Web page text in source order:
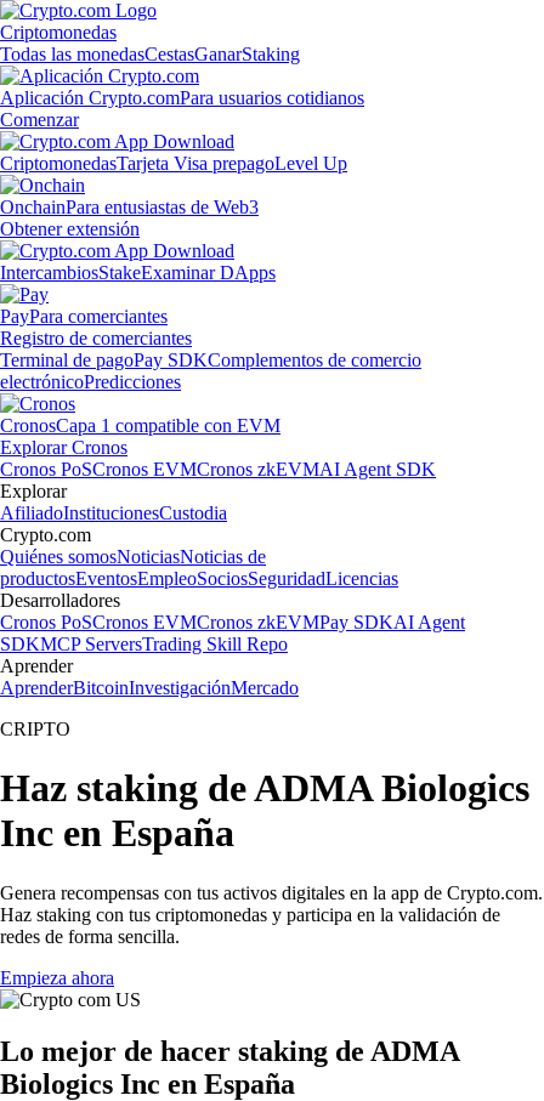
Criptomonedas
Todas las monedasCestasGanarStaking
Aplicación Crypto.comPara usuarios cotidianos
Comenzar
CriptomonedasTarjeta Visa prepagoLevel Up
OnchainPara entusiastas de Web3
Obtener extensión
IntercambiosStakeExaminar DApps
PayPara comerciantes
Registro de comerciantes
Terminal de pagoPay SDKComplementos de comercio
electrónicoPredicciones
CronosCapa 1 compatible con EVM
Explorar Cronos
Cronos PoSCronos EVMCronos zkEVMAI Agent SDK
Explorar
AfiliadoInstitucionesCustodia
Crypto.com
Quiénes somosNoticiasNoticias de
productosEventosEmpleoSociosSeguridadLicencias
Desarrolladores
Cronos PoSCronos EVMCronos zkEVMPay SDKAI Agent
SDKMCP ServersTrading Skill Repo
Aprender
AprenderBitcoinInvestigaciónMercado
CRIPTO
Haz staking de ADMA Biologics
Inc en España
Genera recompensas con tus activos digitales en la app de Crypto.com.
Haz staking con tus criptomonedas y participa en la validación de
redes de forma sencilla.
Empieza ahora
Lo mejor de hacer staking de ADMA
Biologics Inc en España